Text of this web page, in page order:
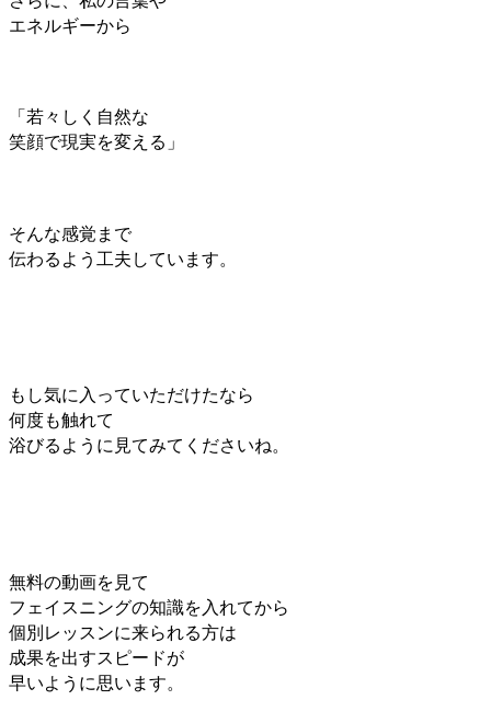
エネルギーから
「若々しく自然な
笑顔で現実を変える」
そんな感覚まで
伝わるよう工夫しています。
もし気に入っていただけたなら
何度も触れて
浴びるように見てみてくださいね。
無料の動画を見て
フェイスニングの知識を入れてから
個別レッスンに来られる方は
成果を出すスピードが
早いように思います。